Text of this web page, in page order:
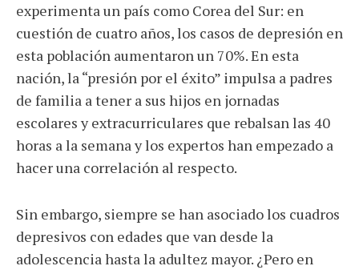
experimenta un país como Corea del Sur: en
cuestión de cuatro años, los casos de depresión en
esta población aumentaron un 70%. En esta
nación, la “presión por el éxito” impulsa a padres
de familia a tener a sus hijos en jornadas
escolares y extracurriculares que rebalsan las 40
horas a la semana y los expertos han empezado a
hacer una correlación al respecto.
Sin embargo, siempre se han asociado los cuadros
depresivos con edades que van desde la
adolescencia hasta la adultez mayor. ¿Pero en